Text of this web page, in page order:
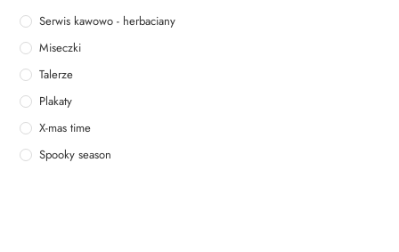
Serwis kawowo - herbaciany
Miseczki
Talerze
Plakaty
X-mas time
Spooky season